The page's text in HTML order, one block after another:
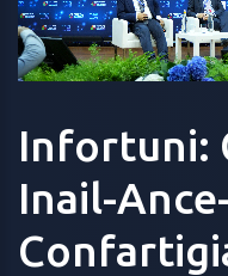
Infortuni:
Inail-